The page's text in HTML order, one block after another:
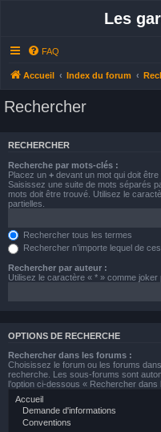
Les
FAQ
Accueil Index du forum
Rechercher
RECHERCHER
Recherche par mots-clés :
Placez un + devant un mot qui doit
Saisissez une suite de mots séparés
mots doit être trouvé. Utilisez le
partielles.
Rechercher tous les termes
Rechercher n’importe lequel de
Rechercher par auteur :
Utilisez le caractère « * » comme
OPTIONS DE RECHERCHE
Rechercher dans les forums :
Choisissez le forum ou les forums
recherche. Les sous-forums sont
l’option ci-dessous « Rechercher